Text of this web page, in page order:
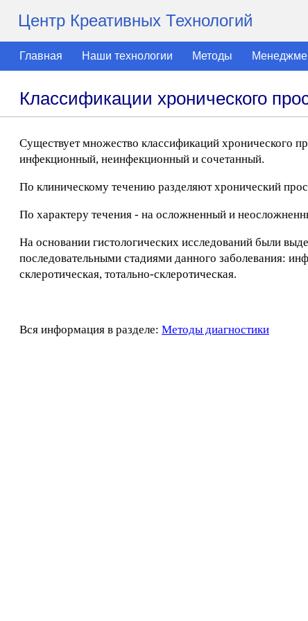
Центр Креативных Технологий
Главная Наши технологии Методы
Классификации хронического
Существует множество классификаций хронического
инфекционный, неинфекционный и сочетанный.
По клиническому течению разделяют хронический
По характеру течения - на осложненный и
На основании гистологических исследований были
последовательными стадиями данного заболевания:
склеротическая, тотально-склеротическая.
Вся информация в разделе: Методы диагностики